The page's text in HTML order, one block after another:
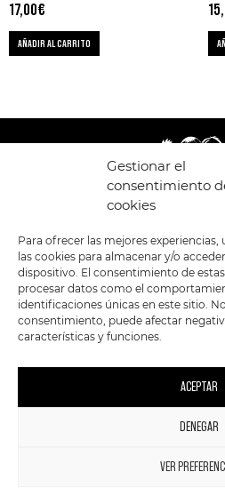
Gestionar el
consentimiento
cookies
Para ofrecer las mejores
las cookies para almacenar y/o
dispositivo. El consentimiento de
procesar datos como el
identificaciones únicas en este sitio.
consentimiento, puede afectar
características y funciones.
ACEPTAR
DENEGAR
VER
17,00€
AÑADIR AL CARRITO
LEGAL
POLÍTICA DE
PRIVACIDAD
TÉRMINOS Y
CONDICIONES
GENERALES DE LA
POLÍTICA DE COOKIES